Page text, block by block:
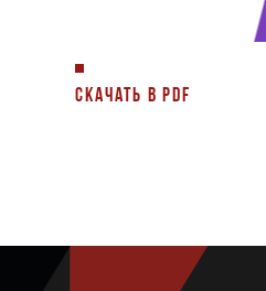
СКАЧАТЬ В PDF